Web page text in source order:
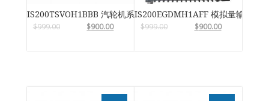
IS200TSVOH1BBB 汽轮机系统卡件
$999.00 $900.00
IS200EGDMH1AFF 模拟量输入输
$999.00 $900.00